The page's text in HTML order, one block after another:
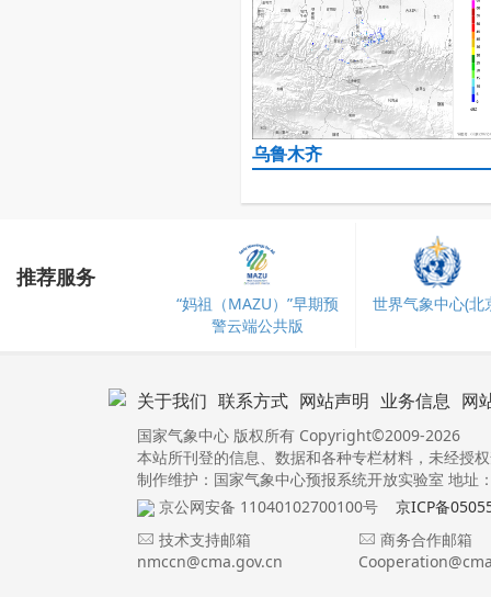
乌鲁木齐
推荐服务
“妈祖（MAZU）”早期预
警云端公共版
世界气象中心(北
关于我们 联系方式 网站声明 业务信息 网
国家气象中心 版权所有 Copyright©2009-2026
本站所刊登的信息、数据和各种专栏材料，未经授
制作维护：国家气象中心预报系统开放实验室 地址
京公网安备 11040102700100号
京ICP备
技术支持邮箱
nmccn@cma.gov.cn
商务合作邮箱